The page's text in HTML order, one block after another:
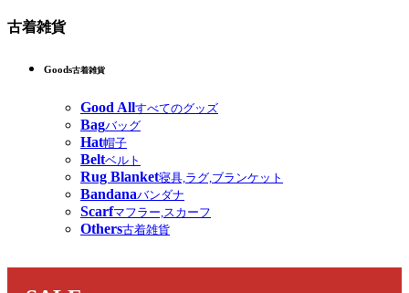
古着雑貨
Goods古着雑貨
Good Allすべてのグッズ
Bagバッグ
Hat帽子
Beltベルト
Rug Blanket寝具,ラグ,ブランケット
Bandanaバンダナ
Scarfマフラー,スカーフ
Others古着雑貨